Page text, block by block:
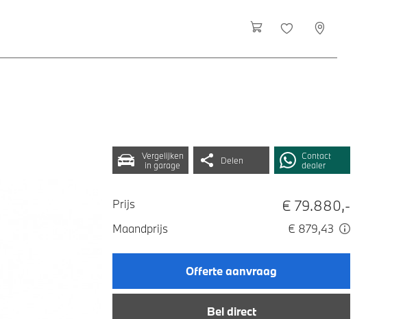
Vergelijken
in garage
Delen
Contact
dealer
Prijs € 79.880,-
Maandprijs € 879,43
Offerte aanvraag
Bel direct